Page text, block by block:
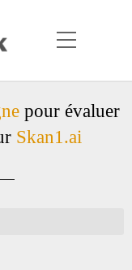
pour évaluer
Skan1.ai